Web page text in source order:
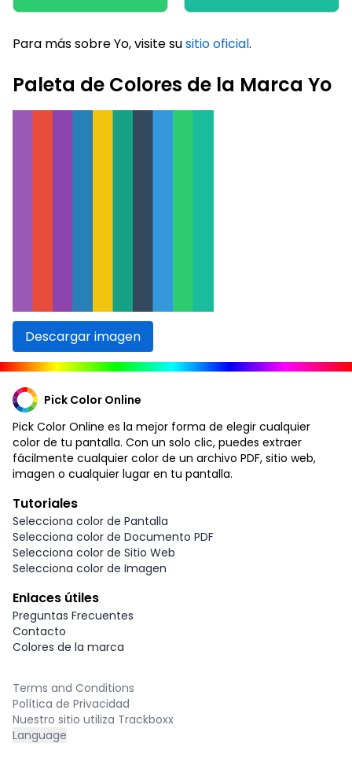
Para más sobre Yo, visite susitio oficial.
Paleta de Colores de la Marca Yo
Descargar imagen
Pick Color Online
Pick Color Online es la mejor forma de elegir cualquier
color de tu pantalla. Con un solo clic, puedes extraer
fácilmente cualquier color de un archivo PDF, sitio web,
imagen o cualquier lugar en tu pantalla.
Tutoriales
Selecciona color de Pantalla
Selecciona color de Documento PDF
Selecciona color de Sitio Web
Selecciona color de Imagen
Enlaces útiles
Preguntas Frecuentes
Contacto
Colores de la marca
Terms and Conditions
Política de Privacidad
Nuestro sitio utiliza Trackboxx
Language